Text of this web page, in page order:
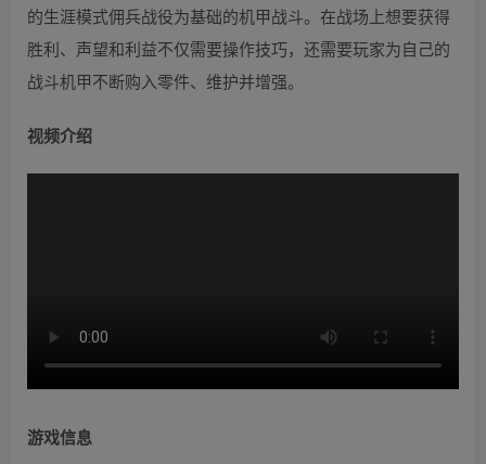
的生涯模式佣兵战役为基础的机甲战斗。在战场上想要获得
胜利、声望和利益不仅需要操作技巧，还需要玩家为自己的
战斗机甲不断购入零件、维护并增强。
视频介绍
游戏信息